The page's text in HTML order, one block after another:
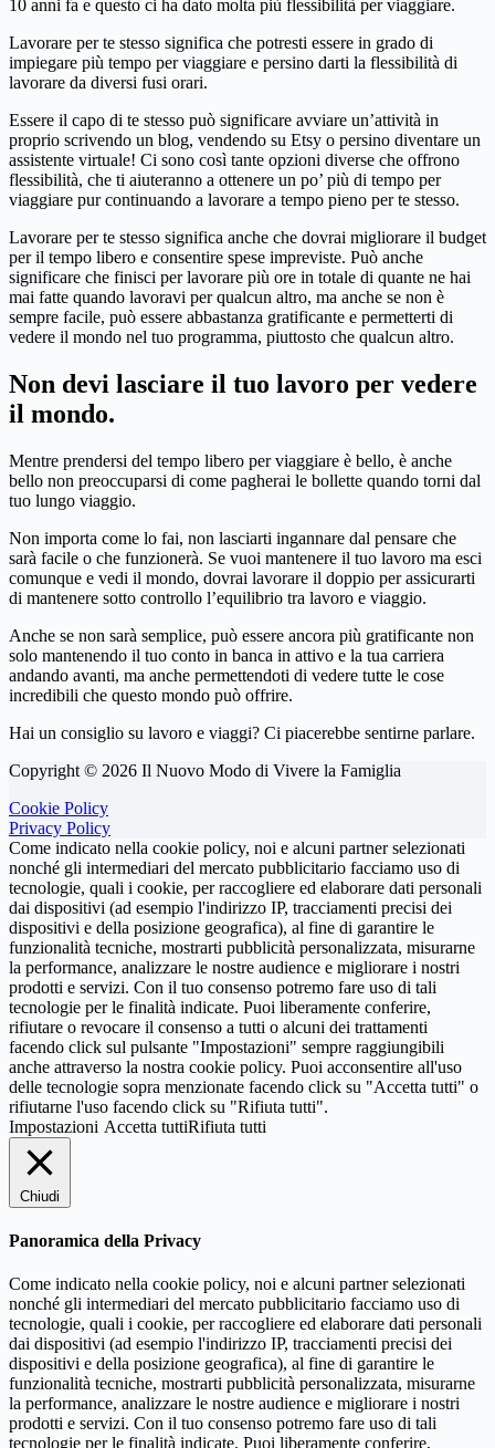
10 anni fa e questo ci ha dato molta più flessibilità per viaggiare.
Lavorare per te stesso significa che potresti essere in grado di
impiegare più tempo per viaggiare e persino darti la flessibilità di
lavorare da diversi fusi orari.
Essere il capo di te stesso può significare avviare un’attività in
proprio scrivendo un blog, vendendo su Etsy o persino diventare un
assistente virtuale! Ci sono così tante opzioni diverse che offrono
flessibilità, che ti aiuteranno a ottenere un po’ più di tempo per
viaggiare pur continuando a lavorare a tempo pieno per te stesso.
Lavorare per te stesso significa anche che dovrai migliorare il budget
per il tempo libero e consentire spese impreviste. Può anche
significare che finisci per lavorare più ore in totale di quante ne hai
mai fatte quando lavoravi per qualcun altro, ma anche se non è
sempre facile, può essere abbastanza gratificante e permetterti di
vedere il mondo nel tuo programma, piuttosto che qualcun altro.
Non devi lasciare il tuo lavoro per vedere
il mondo.
Mentre prendersi del tempo libero per viaggiare è bello, è anche
bello non preoccuparsi di come pagherai le bollette quando torni dal
tuo lungo viaggio.
Non importa come lo fai, non lasciarti ingannare dal pensare che
sarà facile o che funzionerà. Se vuoi mantenere il tuo lavoro ma esci
comunque e vedi il mondo, dovrai lavorare il doppio per assicurarti
di mantenere sotto controllo l’equilibrio tra lavoro e viaggio.
Anche se non sarà semplice, può essere ancora più gratificante non
solo mantenendo il tuo conto in banca in attivo e la tua carriera
andando avanti, ma anche permettendoti di vedere tutte le cose
incredibili che questo mondo può offrire.
Hai un consiglio su lavoro e viaggi? Ci piacerebbe sentirne parlare.
Copyright © 2026 Il Nuovo Modo di Vivere la Famiglia
Cookie Policy
Privacy Policy
Come indicato nella cookie policy, noi e alcuni partner selezionati
nonché gli intermediari del mercato pubblicitario facciamo uso di
tecnologie, quali i cookie, per raccogliere ed elaborare dati personali
dai dispositivi (ad esempio l'indirizzo IP, tracciamenti precisi dei
dispositivi e della posizione geografica), al fine di garantire le
funzionalità tecniche, mostrarti pubblicità personalizzata, misurarne
la performance, analizzare le nostre audience e migliorare i nostri
prodotti e servizi. Con il tuo consenso potremo fare uso di tali
tecnologie per le finalità indicate. Puoi liberamente conferire,
rifiutare o revocare il consenso a tutti o alcuni dei trattamenti
facendo click sul pulsante "Impostazioni" sempre raggiungibili
anche attraverso la nostra cookie policy. Puoi acconsentire all'uso
delle tecnologie sopra menzionate facendo click su "Accetta tutti" o
rifiutarne l'uso facendo click su "Rifiuta tutti".
Impostazioni Accetta tuttiRifiuta tutti
Chiudi
Panoramica della Privacy
Come indicato nella cookie policy, noi e alcuni partner selezionati
nonché gli intermediari del mercato pubblicitario facciamo uso di
tecnologie, quali i cookie, per raccogliere ed elaborare dati personali
dai dispositivi (ad esempio l'indirizzo IP, tracciamenti precisi dei
dispositivi e della posizione geografica), al fine di garantire le
funzionalità tecniche, mostrarti pubblicità personalizzata, misurarne
la performance, analizzare le nostre audience e migliorare i nostri
prodotti e servizi. Con il tuo consenso potremo fare uso di tali
tecnologie per le finalità indicate. Puoi liberamente conferire,